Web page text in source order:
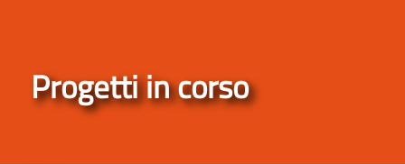
Progetti in corso